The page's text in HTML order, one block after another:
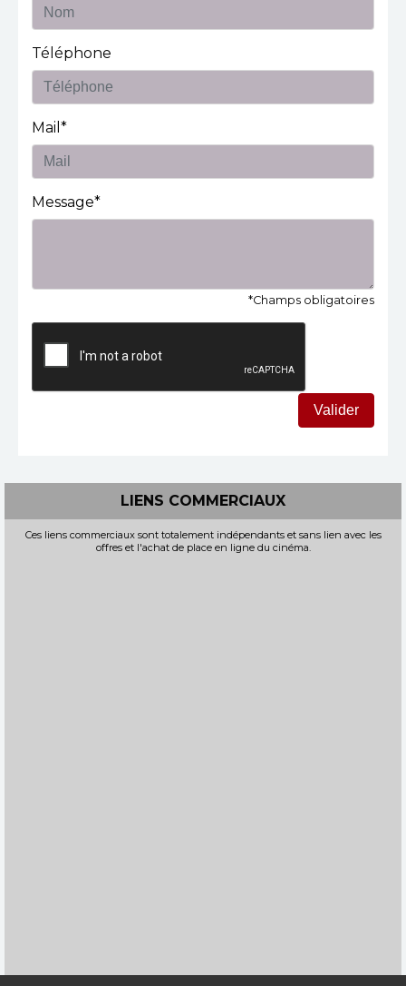
Téléphone
Mail*
Message*
*Champs obligatoires
Valider
LIENS COMMERCIAUX
Ces liens commerciaux sont totalement indépendants et sans lien avec les
offres et l'achat de place en ligne du cinéma.